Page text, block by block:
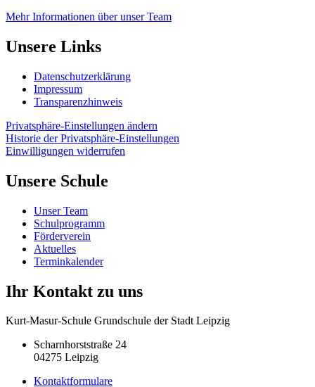
Mehr Informationen über unser Team
Unsere Links
Datenschutzerklärung
Impressum
Transparenzhinweis
Privatsphäre-Einstellungen ändern
Historie der Privatsphäre-Einstellungen
Einwilligungen widerrufen
Unsere Schule
Unser Team
Schulprogramm
Förderverein
Aktuelles
Terminkalender
Ihr Kontakt zu uns
Kurt-Masur-Schule Grundschule der Stadt Leipzig
Scharnhorststraße 24
04275 Leipzig
Kontaktformulare